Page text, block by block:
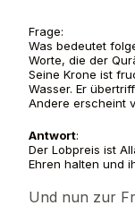
Frage:
Was bedeutet
Worte, die der
Seine Krone ist
Wasser. Er
Andere erscheint
Antwort:
Der Lobpreis ist
Ehren halten und
Und nun zur